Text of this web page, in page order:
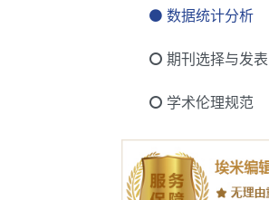
数据统计分析
期刊选择与发表
学术伦理规范